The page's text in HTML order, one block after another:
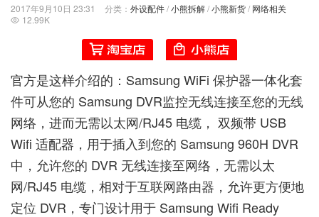
2017年9月10日 23:31 分类： 外设配件/小熊拆解/小熊新货/ 网络相关
 12.99K
官方是这样介绍的：Samsung WiFi 保护器一体化套
件可从您的 Samsung DVR监控无线连接至您的无线
网络，进而无需以太网/RJ45 电缆， 双频带 USB
Wifi 适配器，用于插入到您的 Samsung 960H DVR
中，允许您的 DVR 无线连接至网络，无需以太
网/RJ45 电缆，相对于互联网路由器，允许更方便地
定位 DVR，专门设计用于 Samsung Wifi Ready